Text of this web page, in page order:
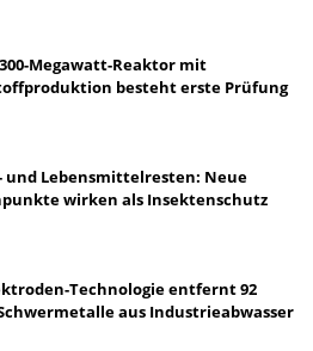
Megawatt-Reaktor mit
besteht erste Prüfung
und Lebensmittelresten: Neue
wirken als Insektenschutz
Technologie entfernt 92
aus Industrieabwasser